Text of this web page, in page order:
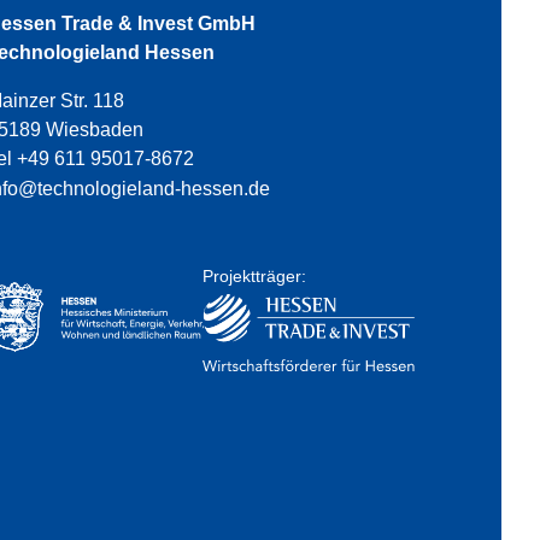
Trade & Invest GmbH
Hessen
Str. 118
Wiesbaden
+49 611 95017-8672
hessen.de
Projektträger: